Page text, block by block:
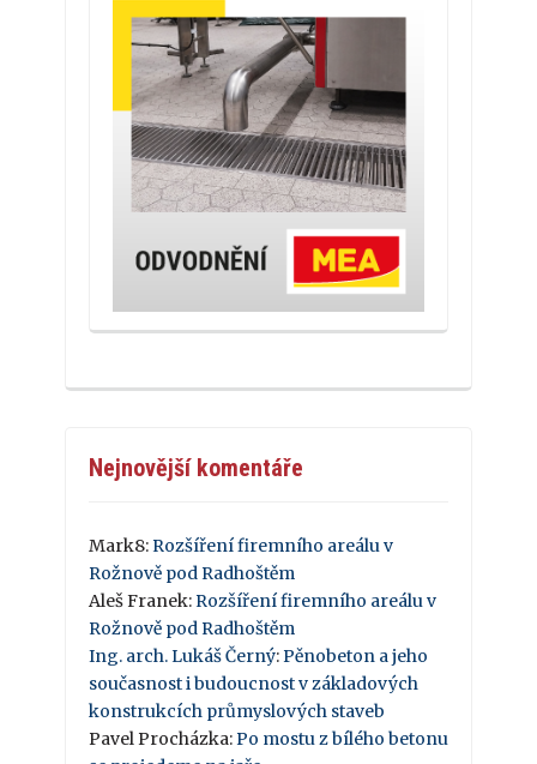
Nejnovější komentáře
Mark8:Rozšíření firemního areálu v
Rožnově pod Radhoštěm
Aleš Franek:Rozšíření firemního areálu v
Rožnově pod Radhoštěm
Ing. arch. Lukáš Černý:Pěnobeton a jeho
současnost i budoucnost v základových
konstrukcích průmyslových staveb
Pavel Procházka:Po mostu z bílého betonu